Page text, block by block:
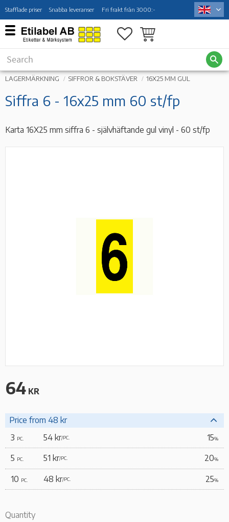
Menu
Stafflade priser Snabba leveranser Fri frakt från 3000:-
Favorites
Basket
LAGERMÄRKNING SIFFROR & BOKSTÄVER 16X25 MM GUL
Siffra 6 - 16x25 mm 60 st/fp
Karta 16X25 mm siffra 6 - självhäftande gul vinyl - 60 st/fp
64 KR
Price from 48 kr
3 PC. 54 kr/PC. 15%
5 PC. 51 kr/PC. 20%
10 PC. 48 kr/PC. 25%
Quantity